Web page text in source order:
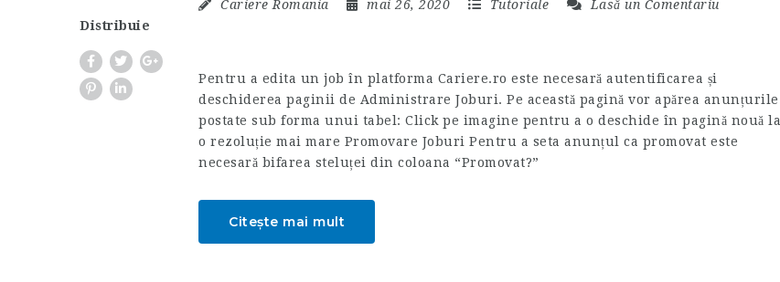
Distribuie
Cariere Romania mai 26, 2020 Tutoriale Lasă un Comentariu
Pentru a edita un job în platforma Cariere.ro este necesară autentificarea și
deschiderea paginii de Administrare Joburi. Pe această pagină vor apărea anunțurile
postate sub forma unui tabel: Click pe imagine pentru a o deschide în pagină nouă la
o rezoluție mai mare Promovare Joburi Pentru a seta anunțul ca promovat este
necesară bifarea steluței din coloana “Promovat?”
Citește mai mult